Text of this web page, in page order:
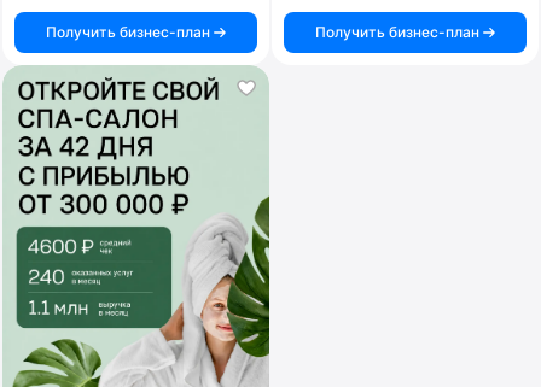
Получить бизнес-план Получить бизнес-план